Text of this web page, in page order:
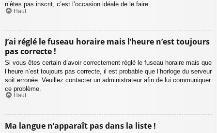
n’êtes pas inscrit, c’est l’occasion idéale de le faire.
Haut
J’ai réglé le fuseau horaire mais l’heure n’est toujours
pas correcte !
Si vous êtes certain d’avoir correctement réglé le fuseau horaire mais que
l’heure n’est toujours pas correcte, il est probable que l’horloge du serveur
soit erronée. Veuillez contacter un administrateur afin de lui communiquer
ce problème.
Haut
Ma langue n’apparaît pas dans la liste !